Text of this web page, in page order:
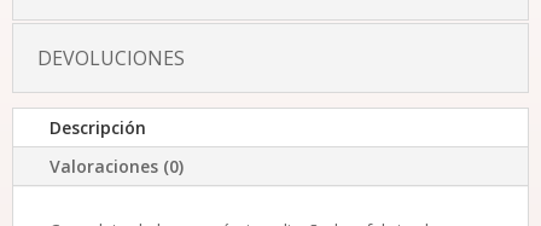
DEVOLUCIONES
Descripción
Valoraciones (0)